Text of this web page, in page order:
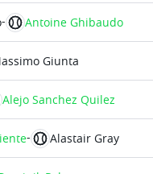
- Antoine Ghibaudo
Giunta
Alejo Sanchez Quilez
- Alastair Gray